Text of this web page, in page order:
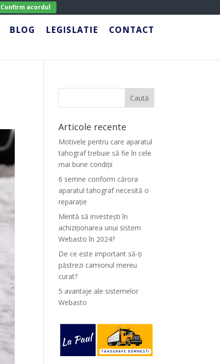
BLOG LEGISLATIE CONTACT
Articole recente
Motivele pentru care aparatul
tahograf trebuie să fie în cele
mai bune condiții
6 semne conform cărora
aparatul tahograf necesită o
reparație
Merită să investești în
achiziționarea unui sistem
Webasto în 2024?
De ce este important să-ți
păstrezi camionul mereu
curat?
5 avantaje ale sistemelor
Webasto
Confirm acordul